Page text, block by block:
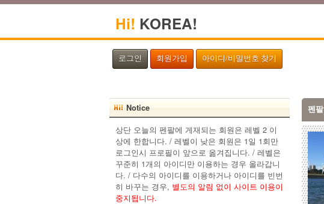
Hi! KOREA!
로그인 회원가입 아이디/비밀번호 찾기
Notice
상단 오늘의 펜팔에 게재되는 회원은 레벨 2 이
상에 한합니다. / 레벨이 낮은 회원은 1일 1회만
로그인시 프로필이 앞으로 옮겨집니다. / 레벨은
꾸준히 1개의 아이디만 이용하는 경우 올라갑니
다. / 다수의 아이디를 이용하거나 아이디를 빈번
히 바꾸는 경우, 별도의 알림 없이 사이트 이용이
중지됩니다.
펜팔